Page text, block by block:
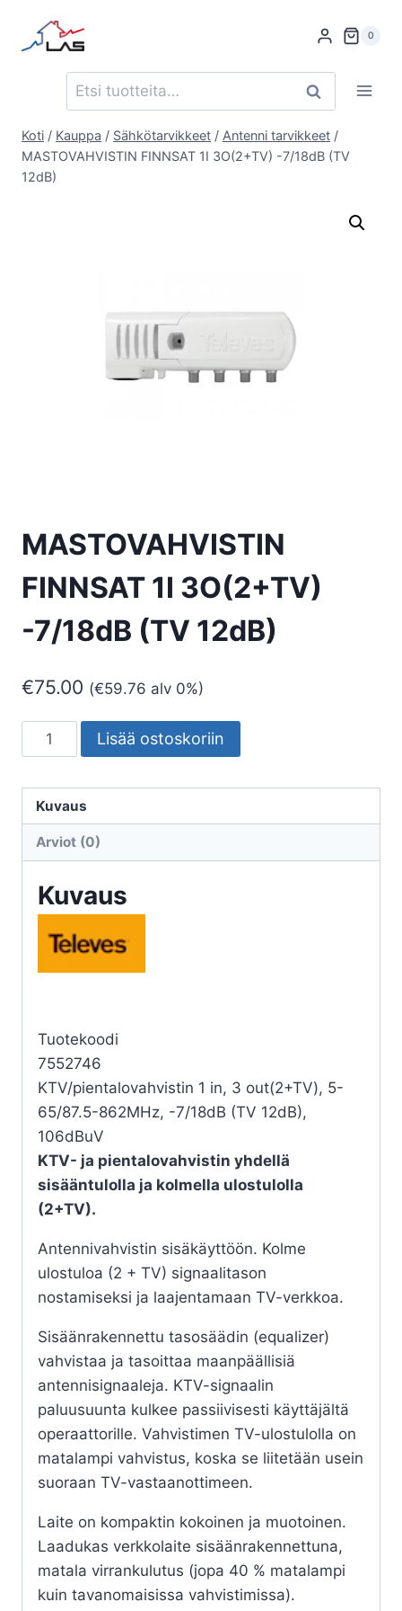
sisältöön
0
Etsi: Haku
Koti / Kauppa / Sähkötarvikkeet / Antenni tarvikkeet /
MASTOVAHVISTIN FINNSAT 1I 3O(2+TV) -7/18dB (TV
12dB)
MASTOVAHVISTIN
FINNSAT 1I 3O(2+TV)
-7/18dB (TV 12dB)
€75.00 (€59.76 alv 0%)
MASTOVAHVISTIN
FINNSAT
3O(2+TV)
-7/18dB
määrä
Lisää ostoskoriin
Kuvaus
Arviot (0)
Kuvaus
Tuotekoodi
7552746
KTV/pientalovahvistin 1 in, 3 out(2+TV), 5-
65/87.5-862MHz, -7/18dB (TV 12dB),
106dBuV
KTV- ja pientalovahvistin yhdellä
sisääntulolla ja kolmella ulostulolla
(2+TV).
Antennivahvistin sisäkäyttöön. Kolme
ulostuloa (2 + TV) signaalitason
nostamiseksi ja laajentamaan TV-verkkoa.
Sisäänrakennettu tasosäädin (equalizer)
vahvistaa ja tasoittaa maanpäällisiä
antennisignaaleja. KTV-signaalin
paluusuunta kulkee passiivisesti käyttäjältä
operaattorille. Vahvistimen TV-ulostulolla on
matalampi vahvistus, koska se liitetään usein
suoraan TV-vastaanottimeen.
Laite on kompaktin kokoinen ja muotoinen.
Laadukas verkkolaite sisäänrakennettuna,
matala virrankulutus (jopa 40 % matalampi
kuin tavanomaisissa vahvistimissa).